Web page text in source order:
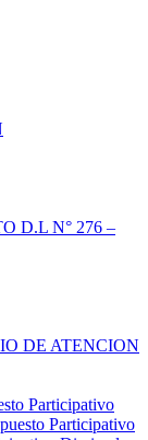
D.L N° 276 –
DE ATENCION
Participativo
Participativo